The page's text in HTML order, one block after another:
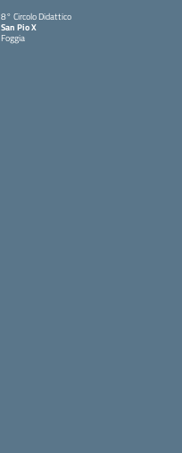
8° Circolo Didattico
San Pio X
Foggia
— Visita la pagina iniziale della scuola